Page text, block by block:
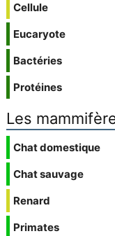
Cellule
Eucaryote
Bactéries
Protéines
Les
Chat domestique
Chat sauvage
Renard
Primates